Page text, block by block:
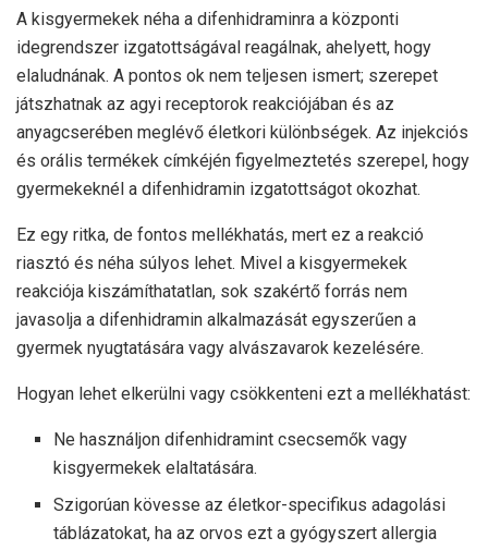
A kisgyermekek néha a difenhidraminra a központi
idegrendszer izgatottságával reagálnak, ahelyett, hogy
elaludnának. A pontos ok nem teljesen ismert; szerepet
játszhatnak az agyi receptorok reakciójában és az
anyagcserében meglévő életkori különbségek. Az injekciós
és orális termékek címkéjén figyelmeztetés szerepel, hogy
gyermekeknél a difenhidramin izgatottságot okozhat.
Ez egy ritka, de fontos mellékhatás, mert ez a reakció
riasztó és néha súlyos lehet. Mivel a kisgyermekek
reakciója kiszámíthatatlan, sok szakértő forrás nem
javasolja a difenhidramin alkalmazását egyszerűen a
gyermek nyugtatására vagy alvászavarok kezelésére.
Hogyan lehet elkerülni vagy csökkenteni ezt a mellékhatást:
Ne használjon difenhidramint csecsemők vagy
kisgyermekek elaltatására.
Szigorúan kövesse az életkor-specifikus adagolási
táblázatokat, ha az orvos ezt a gyógyszert allergia